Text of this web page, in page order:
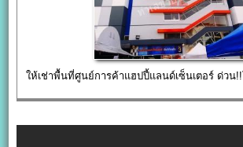
ให้เช่าพื้นที่ศูนย์การค้าแฮปปี้แลนด์เซ็นเตอร์ ด่วน